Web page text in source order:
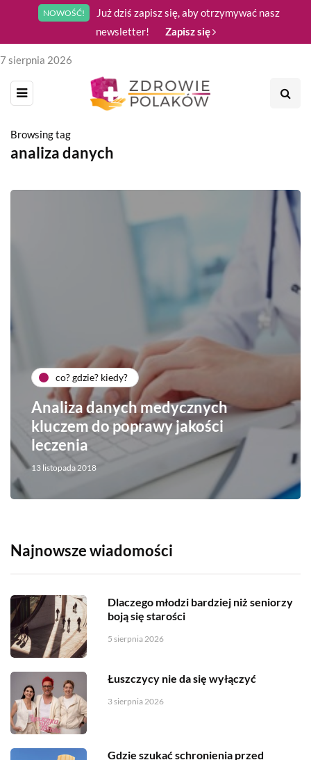
NOWOŚĆ!
Już dziś zapisz się, aby otrzymywać nasz
newsletter!
Zapisz się
7 sierpnia 2026
Browsing tag
analiza danych
co? gdzie? kiedy?
Analiza danych medycznych
kluczem do poprawy jakości
leczenia
13 listopada 2018
Najnowsze wiadomości
Dlaczego młodzi bardziej niż seniorzy
boją się starości
5 sierpnia 2026
Łuszczycy nie da się wyłączyć
3 sierpnia 2026
Gdzie szukać schronienia przed